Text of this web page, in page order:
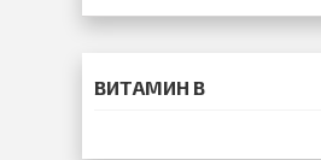
ВИТАМИН B